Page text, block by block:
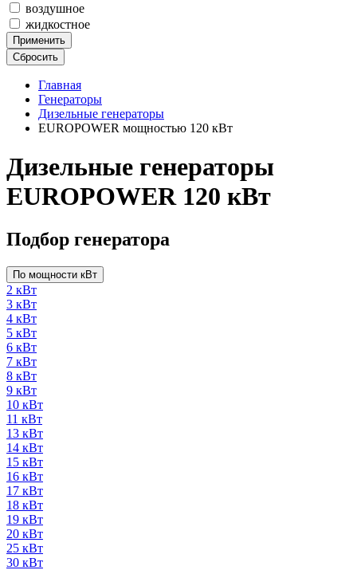
воздушное
жидкостное
Применить
Сбросить
Главная
Генераторы
Дизельные генераторы
EUROPOWER мощностью 120 кВт
Дизельные генераторы
EUROPOWER 120 кВт
Подбор генератора
По мощности кВт
2 кВт
3 кВт
4 кВт
5 кВт
6 кВт
7 кВт
8 кВт
9 кВт
10 кВт
11 кВт
13 кВт
14 кВт
15 кВт
16 кВт
17 кВт
18 кВт
19 кВт
20 кВт
25 кВт
30 кВт